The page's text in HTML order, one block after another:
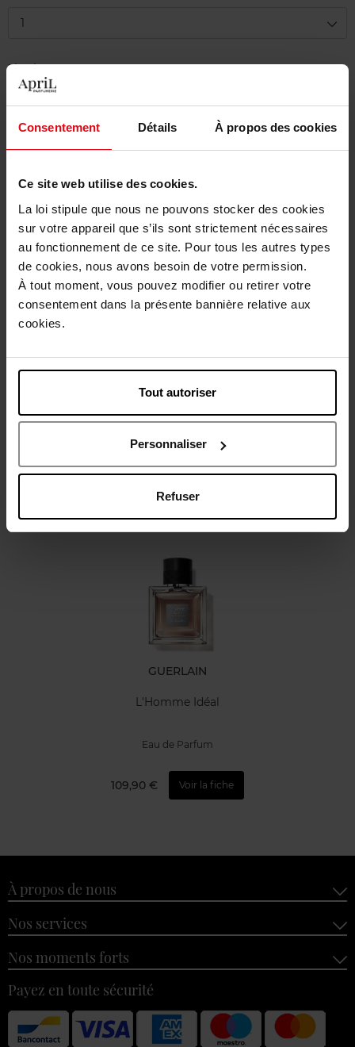
Consentement Détails À propos des cookies
Ce site web utilise des cookies.
La loi stipule que nous ne pouvons stocker des cookies
sur votre appareil que s’ils sont strictement nécessaires
au fonctionnement de ce site. Pour tous les autres types
de cookies, nous avons besoin de votre permission.
À tout moment, vous pouvez modifier ou retirer votre
consentement dans la présente bannière relative aux
cookies.
Tout autoriser
Personnaliser
Refuser
1
Livraison
En stock
Ajouter au panier
Description
Oublié quelque chose ?
GUERLAIN
L'Homme Idéal
Eau de Parfum
109,90 € Voir la fiche
À propos de nous
Nos services
Nos moments forts
Payez en toute sécurité